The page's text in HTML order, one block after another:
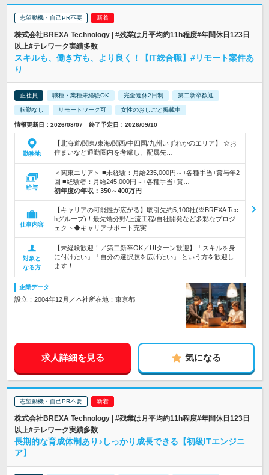
志望動機・自己PR不要
株式会社BREXA Technology | #残業は月平均約11h程度#年間休日123日
以上#テレワーク実績多数
スキルも、働き方も、より良く！【IT総合職】#リモート案件あ
り
正社員 職種・業種未経験OK 完全週休2日制 第二新卒歓迎
転勤なし リモートワーク可 女性のおしごと掲載中
情報更新日：2026/08/07 終了予定日：2026/09/10
勤務地
【北海道/関東/東海/関西/中四国/九州いずれかのエリア】 ☆お
住まいなど通勤圏内を考慮し、配属先…
給与
＜関東エリア＞ ■未経験：月給235,000円～+各種手当+賞与年2
回 ■経験者：月給245,000円～+各種手当+賞…
初年度の年収： 350～400万円
仕事内容
【キャリアの可能性が広がる】取引先約5,100社(※BREXA Tec
hグループ)！最先端分野/上流工程/自社開発など多彩なプロジ
ェクト◆キャリアサポート充実
対象と
なる方
【未経験歓迎！／第二新卒OK／UIターン歓迎】「スキルを身
に付けたい」「自分の選択肢を広げたい」 という方を歓迎し
ます！
企業データ
設立：2004年12月／本社所在地：東京都
求人詳細を見る 気になる
志望動機・自己PR不要
株式会社BREXA Technology | #残業は月平均約11h程度#年間休日123日
以上#テレワーク実績多数
長期的な育成体制あり♪しっかり成長できる【初級ITエンジニ
ア】